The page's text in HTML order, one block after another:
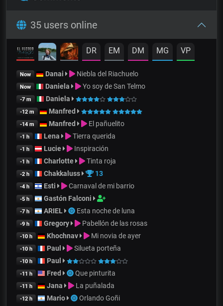
35 users online
DR EM DM MG VP
Now Danai Niebla del Riachuelo
Now Daniela Yo soy de San Telmo
-7 m Daniela
-12 m Manfred
-14 m Manfred El pañuelito
-1 h Lena Tierra querida
-1 h Lucie Inspiración
-1 h Charlotte Tinta roja
-2 h Chakkaluss 13
-4 h Esti Carnaval de mi barrio
-5 h Gastón Falconi
-7 h ARIEL Esta noche de luna
-9 h Gregory Pabellón de las rosas
-10 h Khochnav Mi novia de ayer
-10 h Paul Silueta porteña
-10 h Paul
-11 h Fred Que pinturita
-11 h Jana La puñalada
-12 h Mario Orlando Goñi